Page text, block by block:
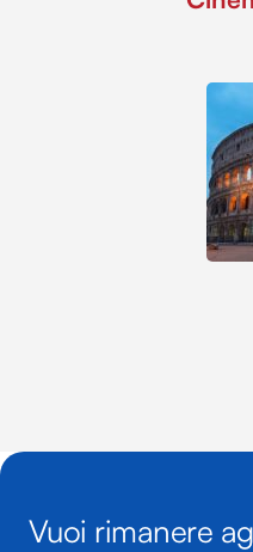
Vuoi rimanere